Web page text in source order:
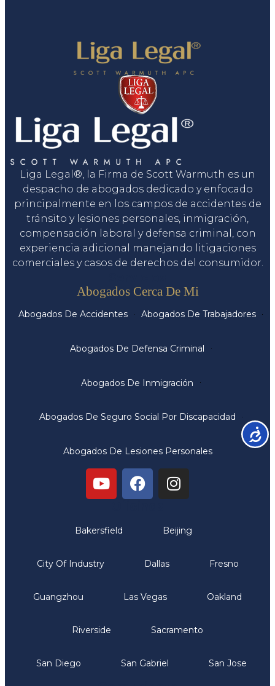
Liga Legal®, la Firma de Scott Warmuth es un
despacho de abogados dedicado y enfocado
principalmente en los campos de accidentes de
tránsito y lesiones personales, inmigración,
compensación laboral y defensa criminal, con
experiencia adicional manejando litigaciones
comerciales y casos de derechos del consumidor.
Abogados Cerca De Mi
Abogados De Accidentes Abogados De Trabajadores
Abogados De Defensa Criminal
Abogados De Inmigración
Abogados De Seguro Social Por Discapacidad
Abogados De Lesiones Personales
Bakersfield Beijing
City Of Industry Dallas Fresno
Guangzhou Las Vegas Oakland
Riverside Sacramento
San Diego San Gabriel San Jose